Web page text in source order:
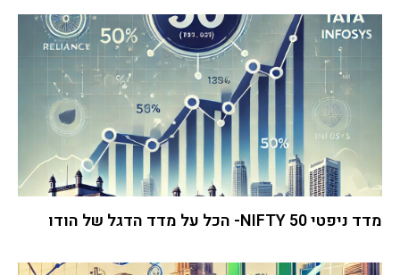
מדד ניפטי 50 NIFTY- הכל על מדד הדגל של הודו